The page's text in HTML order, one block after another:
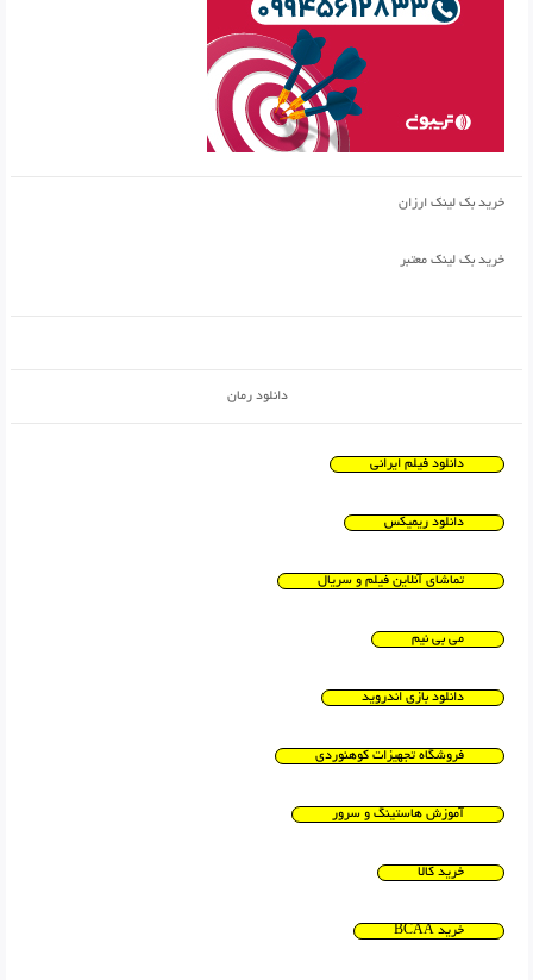
خرید بک لینک ارزان
خرید بک لینک معتبر
دانلود رمان
دانلود فیلم ایرانی
دانلود ریمیکس
تماشای آنلاین فیلم و سریال
می بی نیم
دانلود بازی اندروید
فروشگاه تجهیزات کوهنوردی
آموزش هاستینگ و سرور
خرید کالا
خرید BCAA